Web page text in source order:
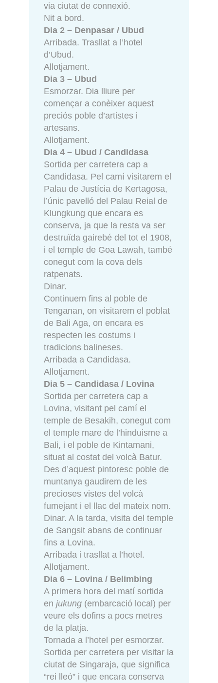
via ciutat de connexió.
Nit a bord.
Dia 2 – Denpasar / Ubud
Arribada. Trasllat a l’hotel
d’Ubud.
Allotjament.
Dia 3 – Ubud
Esmorzar. Dia lliure per
començar a conèixer aquest
preciós poble d’artistes i
artesans.
Allotjament.
Dia 4 – Ubud / Candidasa
Sortida per carretera cap a
Candidasa. Pel camí visitarem el
Palau de Justícia de Kertagosa,
l’únic pavelló del Palau Reial de
Klungkung que encara es
conserva, ja que la resta va ser
destruïda gairebé del tot el 1908,
i el temple de Goa Lawah, també
conegut com la cova dels
ratpenats.
Dinar.
Continuem fins al poble de
Tenganan, on visitarem el poblat
de Bali Aga, on encara es
respecten les costums i
tradicions balineses.
Arribada a Candidasa.
Allotjament.
Dia 5 – Candidasa / Lovina
Sortida per carretera cap a
Lovina, visitant pel camí el
temple de Besakih, conegut com
el temple mare de l’hinduisme a
Bali, i el poble de Kintamani,
situat al costat del volcà Batur.
Des d’aquest pintoresc poble de
muntanya gaudirem de les
precioses vistes del volcà
fumejant i el llac del mateix nom.
Dinar. A la tarda, visita del temple
de Sangsit abans de continuar
fins a Lovina.
Arribada i trasllat a l’hotel.
Allotjament.
Dia 6 – Lovina / Belimbing
A primera hora del matí sortida
en jukung(embarcació local) per
veure els dofins a pocs metres
de la platja.
Tornada a l’hotel per esmorzar.
Sortida per carretera per visitar la
ciutat de Singaraja, que significa
“rei lleó” i que encara conserva